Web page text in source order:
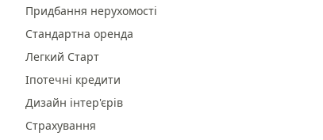
Придбання нерухомості
Стандартна оренда
Легкий Старт
Іпотечні кредити
Дизайн інтер'єрів
Страхування